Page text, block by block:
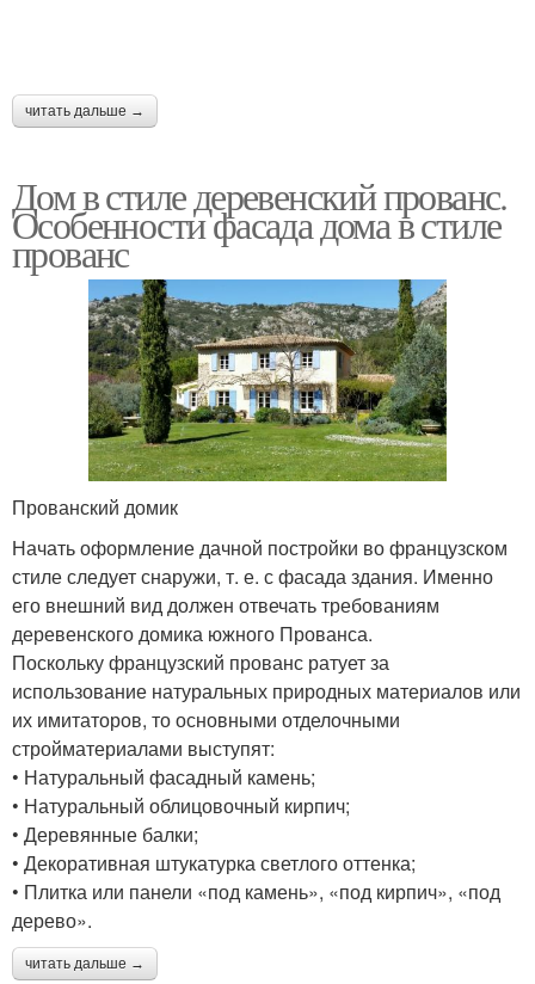
читать дальше →
Дом в стиле деревенский прованс.
Особенности фасада дома в стиле
прованс
Прованский домик
Начать оформление дачной постройки во французском
стиле следует снаружи, т. е. с фасада здания. Именно
его внешний вид должен отвечать требованиям
деревенского домика южного Прованса.
Поскольку французский прованс ратует за
использование натуральных природных материалов или
их имитаторов, то основными отделочными
стройматериалами выступят:
• Натуральный фасадный камень;
• Натуральный облицовочный кирпич;
• Деревянные балки;
• Декоративная штукатурка светлого оттенка;
• Плитка или панели «под камень», «под кирпич», «под
дерево».
читать дальше →